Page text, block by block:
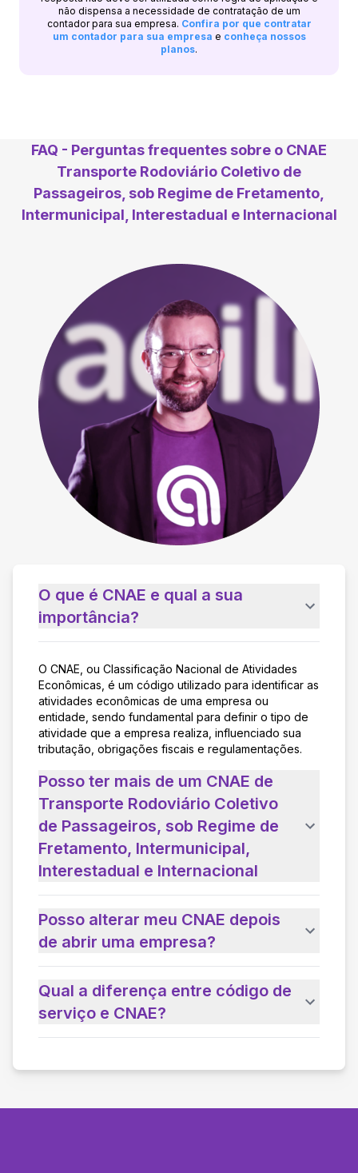
não dispensa a necessidade de contratação de um
contador para sua empresa. Confira por que contratar
um contador para sua empresa e conheça nossos
planos.
FAQ - Perguntas frequentes sobre o CNAE
Transporte Rodoviário Coletivo de
Passageiros, sob Regime de Fretamento,
Intermunicipal, Interestadual e Internacional
O que é CNAE e qual a sua
importância?
O CNAE, ou Classificação Nacional de Atividades
Econômicas, é um código utilizado para identificar as
atividades econômicas de uma empresa ou
entidade, sendo fundamental para definir o tipo de
atividade que a empresa realiza, influenciado sua
tributação, obrigações fiscais e regulamentações.
Posso ter mais de um CNAE de
Transporte Rodoviário Coletivo
de Passageiros, sob Regime de
Fretamento, Intermunicipal,
Interestadual e Internacional
Posso alterar meu CNAE depois
de abrir uma empresa?
Qual a diferença entre código de
serviço e CNAE?